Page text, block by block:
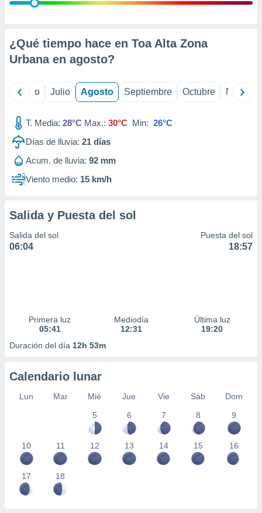
e
mediante
de
1199
¿Qué tiempo hace en Toa Alta Zona
Urbana en agosto?
Junio Julio Agosto Septiembre Octubre
T. Media: 28°C Max.: 30°C Min: 26°C
Días de lluvia: 21 días
Acum. de lluvia: 92 mm
Viento medio: 15 km/h
Salida y Puesta del sol
Salida del sol
06:04
Puesta del sol
18:57
Primera luz
05:41
Mediodía
12:31
Última luz
19:20
Duración del día 12h 53m
Calendario lunar
Lun Mar Mié Jue Vie Sáb
Dom
5
6 7 8 9
10 11 12 13 14 15 16
17 18